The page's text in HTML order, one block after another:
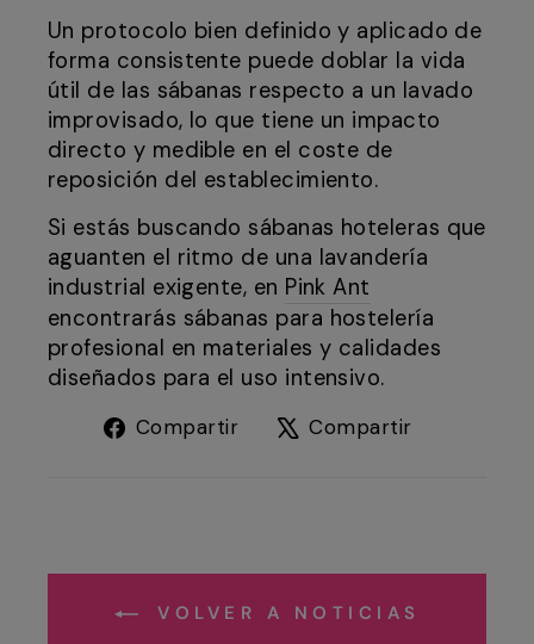
Un protocolo bien definido y aplicado de
forma consistente puede doblar la vida
útil de las sábanas respecto a un lavado
improvisado, lo que tiene un impacto
directo y medible en el coste de
reposición del establecimiento.
Si estás buscando sábanas hoteleras que
aguanten el ritmo de una lavandería
industrial exigente, en Pink Ant
encontrarás sábanas para hostelería
profesional en materiales y calidades
diseñados para el uso intensivo.
Compartir
Compartir
Compartir
VOLVER A NOTICIAS